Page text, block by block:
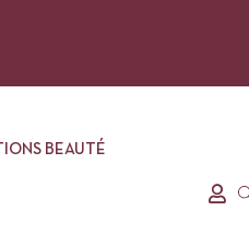
BEAUTÉ